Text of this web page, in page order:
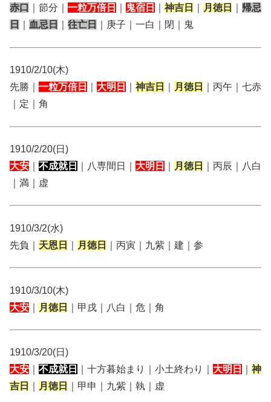
赤口
｜節分｜ 一粒万倍日 鬼宿日 神吉日 月徳日
帰忌
日
血忌日 往亡日 ｜庚子｜一白｜閉｜鬼
1910/2/10(木)
先勝｜ 一粒万倍日 大明日 神吉日 月徳日
｜丙午｜七赤
｜定｜角
1910/2/20(日)
大安
不成就日 ｜八専間日｜ 大明日 月徳日
｜丙辰｜八白
｜満｜虚
1910/3/2(水)
先負｜ 天恩日 月徳日 ｜丙寅｜九紫｜建｜参
1910/3/10(木)
大安
月徳日 ｜甲戌｜八白｜危｜角
1910/3/20(日)
大安
不成就日 ｜十方暮始まり｜小土終わり｜ 大明日
神
吉日
月徳日 ｜甲申｜九紫｜執｜虚